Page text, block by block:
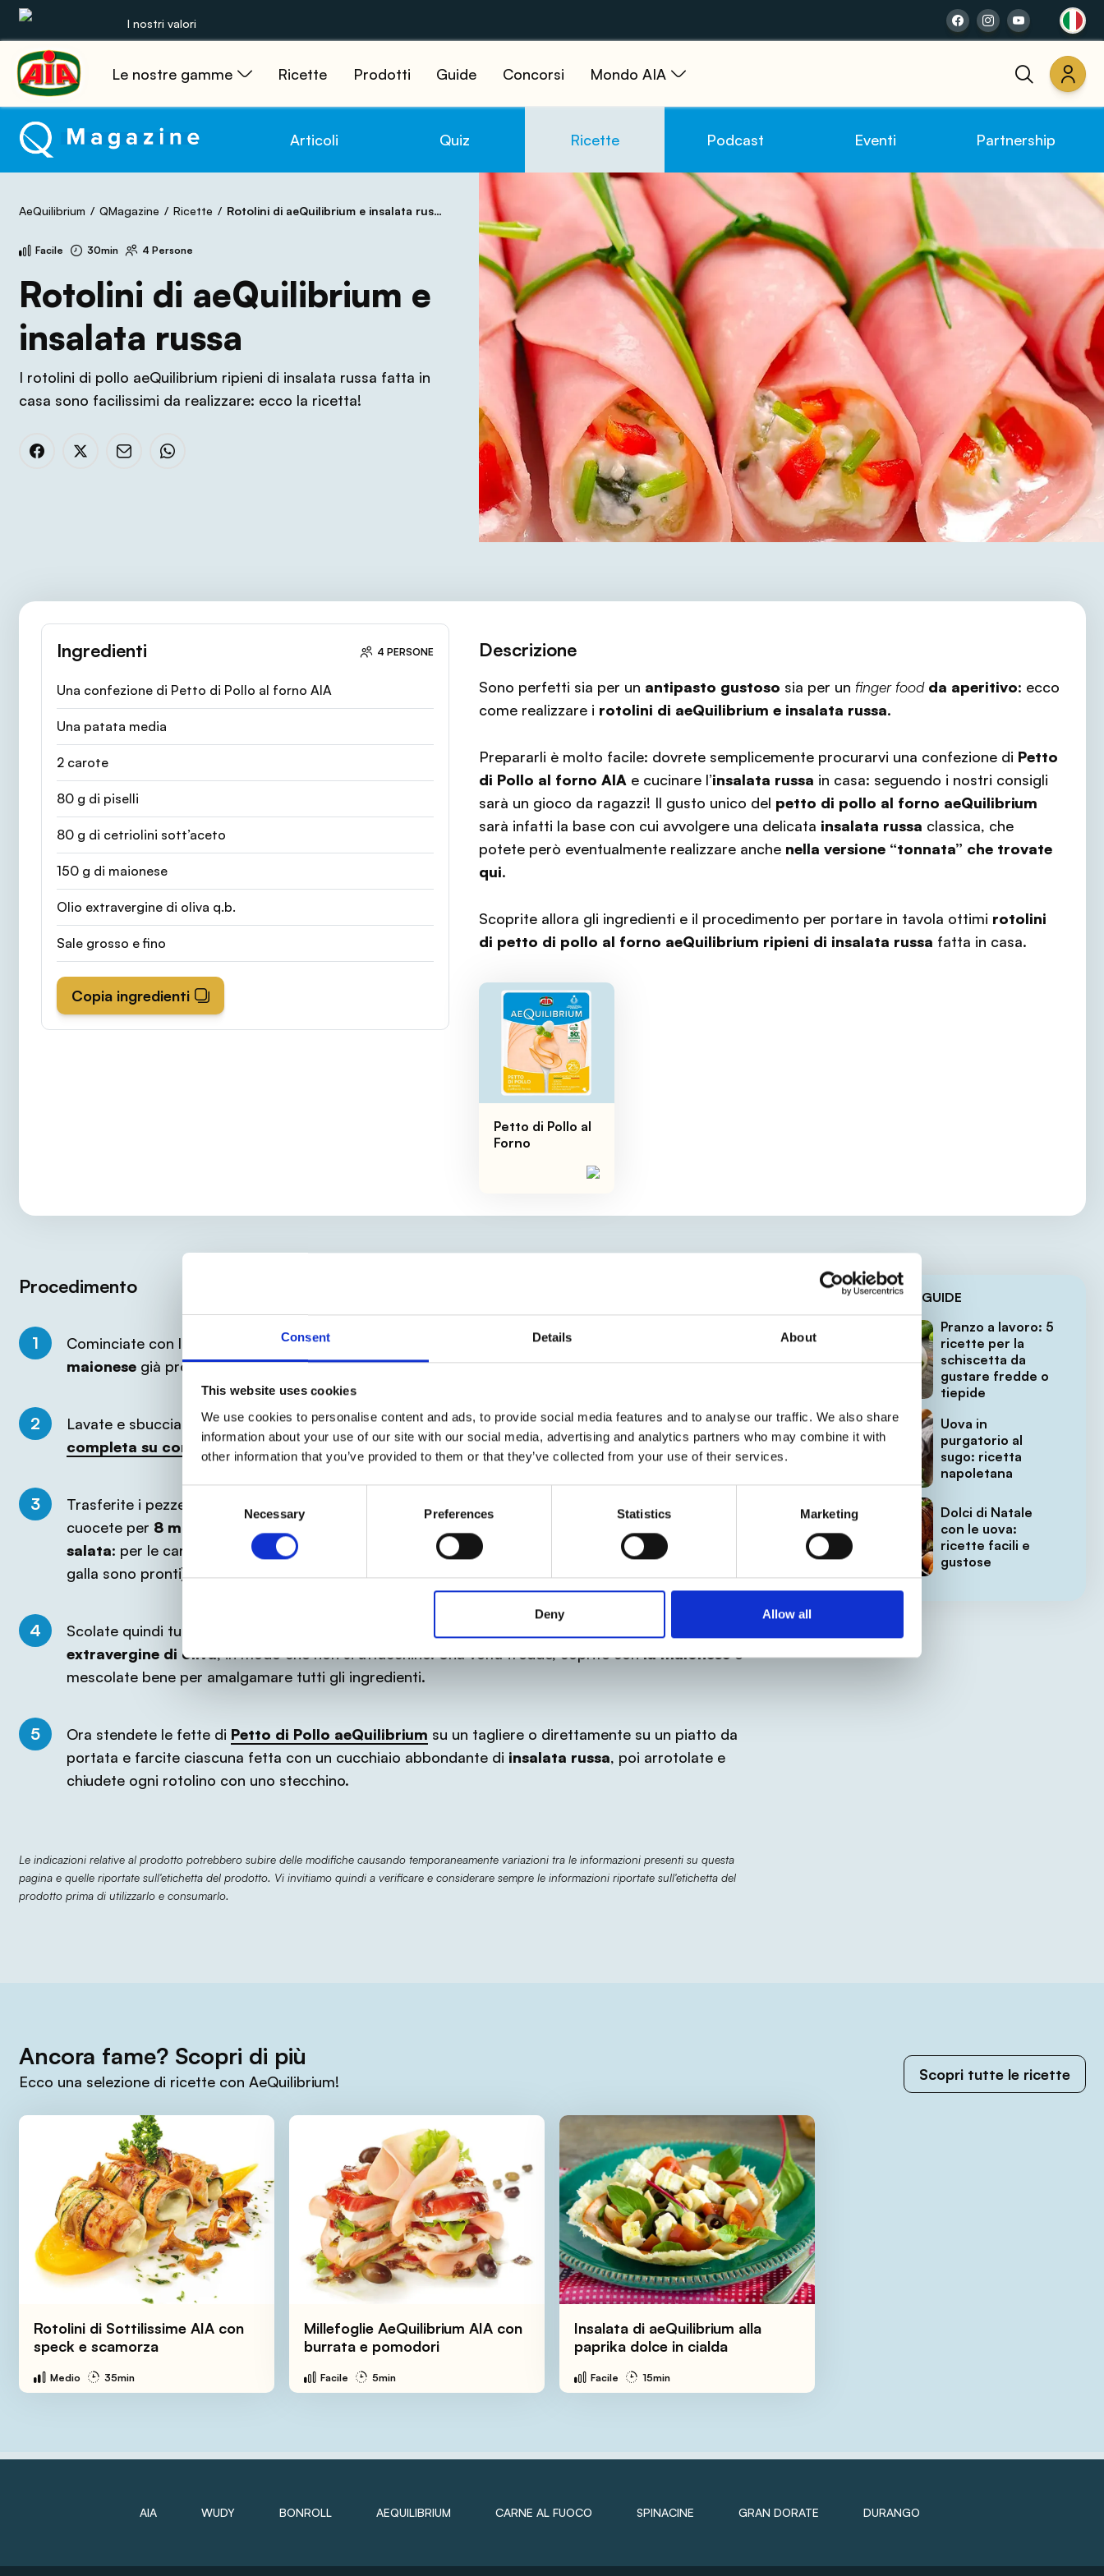
Consent Details About
This website uses cookies
We use cookies to personalise content and ads, to provide social media features and to analyse our traffic. We also share
information about your use of our site with our social media, advertising and analytics partners who may combine it with
other information that you’ve provided to them or that they’ve collected from your use of their services.
Selection
Necessary Preferences Statistics Marketing
Deny Allow all
I nostri valori
Le nostre gamme Ricette Prodotti Guide Concorsi Mondo AIA
Le nostre gamme
Ricette
Prodotti
Guide
Concorsi
Mondo AIA
Articoli Quiz Ricette Podcast Eventi Partnership
AeQuilibrium QMagazine Ricette Rotolini di aeQuilibrium e insalata russa
Facile 30min 4 Persone
Rotolini di aeQuilibrium e
insalata russa
I rotolini di pollo aeQuilibrium ripieni di insalata russa fatta in
casa sono facilissimi da realizzare: ecco la ricetta!
Ingredienti 4 PERSONE
Una confezione di Petto di Pollo al forno AIA
Una patata media
2 carote
80 g di piselli
80 g di cetriolini sott’aceto
150 g di maionese
Olio extravergine di oliva q.b.
Sale grosso e fino
Copia ingredienti
Descrizione
Sono perfetti sia per un antipasto gustoso sia per un finger food da aperitivo: ecco
come realizzare i rotolini di aeQuilibrium e insalata russa.
Prepararli è molto facile: dovrete semplicemente procurarvi una confezione di Petto
di Pollo al forno AIA e cucinare l’insalata russa in casa: seguendo i nostri consigli
sarà un gioco da ragazzi! Il gusto unico del petto di pollo al forno aeQuilibrium
sarà infatti la base con cui avvolgere una delicata insalata russa classica, che
potete però eventualmente realizzare anche nella versione “tonnata” che trovate
qui.
Scoprite allora gli ingredienti e il procedimento per portare in tavola ottimi rotolini
di petto di pollo al forno aeQuilibrium ripieni di insalata russa fatta in casa.
Petto di Pollo al
Forno
Procedimento
1 Cominciate con la preparazione dell’insalata russa
fatta in casa, in cui potete utilizzare una
maionese già pronta oppure farla voi molto velocemente seguendoquesta ricetta.
2 Lavate e sbucciate la patata e le carote, poi tagliate le due verdure abrunoise (qui la guida
completa su come procedere con questo taglio).
3 Trasferite i pezzetti di patate pentola a pressione , aggiungete una manciata di sale grosso
cuocete per 8 minuti ; fate invece cuocere in due pentole separate
salata: per le carote ci vorranno8-9 minuti , mentre per i piselli
(quando vengono a
galla sono pronti).
4 Scolate quindi tutte le verdure e fatele raffreddare molto bene in una ciotola con un filo d’
extravergine di oliva, in modo che non si attacchino. Una volta fredde, coprite conla maionesee
mescolate bene per amalgamare tutti gli ingredienti.
5 Ora stendete le fette di Petto di Pollo aeQuilibrium su un tagliere o direttamente su un piatto da
portata e farcite ciascuna fetta con un cucchiaio abbondante di insalata russa, poi arrotolate e
chiudete ogni rotolino con uno stecchino.
Le indicazioni relative al prodotto potrebbero subire delle modifiche causando temporaneamente variazioni tra le informazioni presenti su questa
pagina e quelle riportate sull'etichetta del prodotto. Vi invitiamo quindi a verificare e considerare sempre le informazioni riportate sull'etichetta del
prodotto prima di utilizzarlo e consumarlo.
LE ULTIME GUIDE
Pranzo a lavoro: 5
ricette per la
schiscetta da
gustare fredde o
tiepide
Uova in
purgatorio al
sugo: ricetta
napoletana
Dolci di Natale
con le uova:
ricette facili e
gustose
Ancora fame? Scopri di più
Ecco una selezione di ricette con AeQuilibrium! Scopri tutte le ricette
Rotolini di Sottilissime AIA con
speck e scamorza
Medio 35min
Millefoglie AeQuilibrium AIA con
burrata e pomodori
Facile 5min
Insalata di aeQuilibrium alla
paprika dolce in cialda
Facile 15min
AIA WUDY BONROLL AEQUILIBRIUM CARNE AL FUOCO SPINACINE GRAN DORATE DURANGO